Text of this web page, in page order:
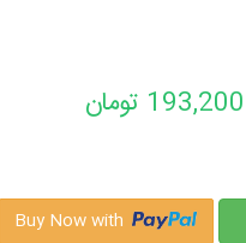
193,200 تومان